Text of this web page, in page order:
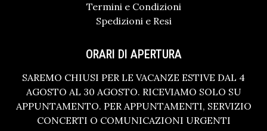
Termini e Condizioni
Spedizioni e Resi
ORARI DI APERTURA
SAREMO CHIUSI PER LE VACANZE ESTIVE DAL 4
AGOSTO AL 30 AGOSTO. RICEVIAMO SOLO SU
APPUNTAMENTO. PER APPUNTAMENTI, SERVIZIO
CONCERTI O COMUNICAZIONI URGENTI